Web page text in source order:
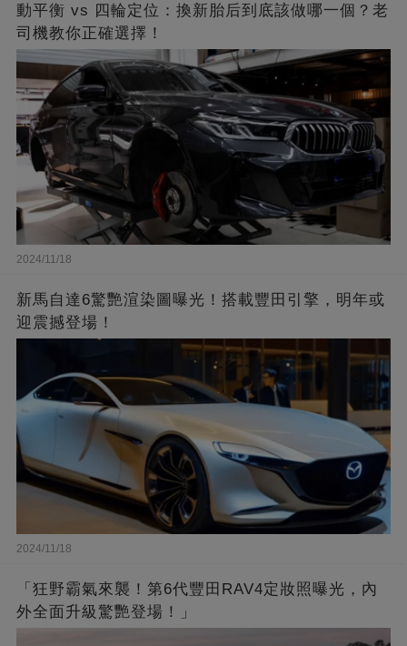
動平衡 vs 四輪定位：換新胎后到底該做哪一個？老
司機教你正確選擇！
2024/11/18
新馬自達6驚艷渲染圖曝光！搭載豐田引擎，明年或
迎震撼登場！
2024/11/18
「狂野霸氣來襲！第6代豐田RAV4定妝照曝光，內
外全面升級驚艷登場！」